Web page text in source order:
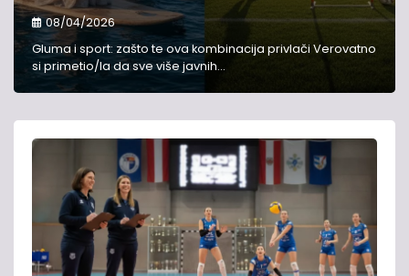
08/04/2026
Gluma i sport: zašto te ova kombinacija privlači Verovatno
si primetio/la da sve više javnih…